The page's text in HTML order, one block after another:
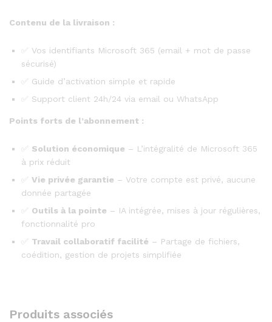
Contenu de la livraison :
✅ Vos identifiants Microsoft 365 (email + mot de passe
sécurisé)
✅ Guide d’activation simple et rapide
✅ Support client 24h/24 via email ou WhatsApp
Points forts de l’abonnement :
Solution économique – L’intégralité de Microsoft 365
à prix réduit
Vie privée garantie – Votre compte est privé, aucune
donnée partagée
Outils à la pointe – IA intégrée, mises à jour régulières,
fonctionnalité pro
Travail collaboratif facilité – Partage de fichiers,
coédition, gestion de projets simplifiée
Produits associés